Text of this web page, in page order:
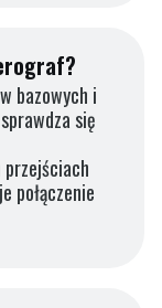
bazowych i
się
przejściach
połączenie